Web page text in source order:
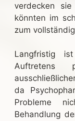
verdecken
könnten im
zum
Langfristig
Auftretens
da
Probleme
Behandlung